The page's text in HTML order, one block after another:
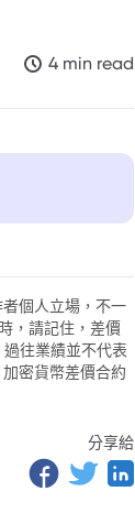
4 min read
個人立場，不一
，請記住，差價
往業績並不代表
密貨幣差價合約
分享給